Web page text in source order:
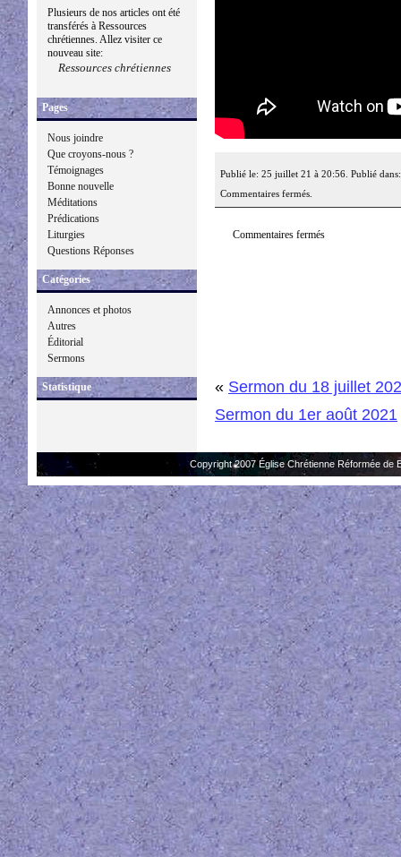
Plusieurs de nos articles ont été
transférés à Ressources
chrétiennes. Allez visiter ce
nouveau site:
Ressources chrétiennes
Pages
Nous joindre
Que croyons-nous ?
Témoignages
Bonne nouvelle
Méditations
Prédications
Liturgies
Questions Réponses
Catégories
Annonces et photos
Autres
Éditorial
Sermons
Statistique
Publié le: 25 juillet 21 à 20:56. Publié
Commentaires fermés.
Commentaires fermés
« Sermon du 18 juillet
Sermon du 1er août 2021
Copyright 2007 Église Chrétienne Réformée de